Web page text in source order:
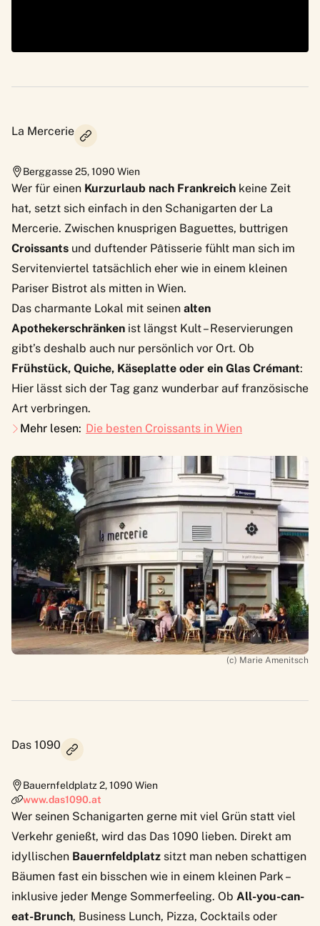
La Mercerie
Berggasse 25,1090 Wien
Wer für einen Kurzurlaub nach Frankreich keine Zeit
hat, setzt sich einfach in den Schanigarten der La
Mercerie. Zwischen knusprigen Baguettes, buttrigen
Croissants und duftender Pâtisserie fühlt man sich im
Servitenviertel tatsächlich eher wie in einem kleinen
Pariser Bistrot als mitten in Wien.
Das charmante Lokal mit seinen alten
Apothekerschränken ist längst Kult – Reservierungen
gibt’s deshalb auch nur persönlich vor Ort. Ob
Frühstück, Quiche, Käseplatte oder ein Glas Crémant:
Hier lässt sich der Tag ganz wunderbar auf französische
Art verbringen.
Mehr lesen: Die besten Croissants in Wien
(c) Marie Amenitsch
Das 1090
Bauernfeldplatz 2,1090 Wien
www.das1090.at
Wer seinen Schanigarten gerne mit viel Grün statt viel
Verkehr genießt, wird das Das 1090 lieben. Direkt am
idyllischen Bauernfeldplatz sitzt man neben schattigen
Bäumen fast ein bisschen wie in einem kleinen Park –
inklusive jeder Menge Sommerfeeling. Ob All-you-can-
eat-Brunch, Business Lunch, Pizza, Cocktails oder